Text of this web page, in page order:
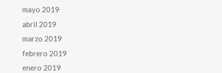
mayo 2019
abril 2019
marzo 2019
febrero 2019
enero 2019